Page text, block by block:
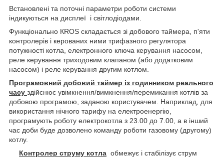
Встановлені та поточні параметри роботи системи
індикуються на дисплеї і світлодіодами.
Функціонально КROS складається зі добового таймера, п'яти
контролерів і керованих ними трифазного регулятора
потужності котла, електронного ключа керування насосом,
реле керування триходовим клапаном (або додатковим
насосом) і реле керування другим котлом.
Програмовний добовий таймер із годинником реального
часу здійснює увімкнення/вимкнення/перемикання котлів за
добовою програмою, заданою користувачем. Наприклад, для
використання нічного тарифу на електроенергію,
програмують роботу електрокотла з 23.00 до 7.00, а в інший
час доби буде дозволено команду роботи газовому (другому)
котлу.
Контролер струму котла обмежує і стабілізує струм